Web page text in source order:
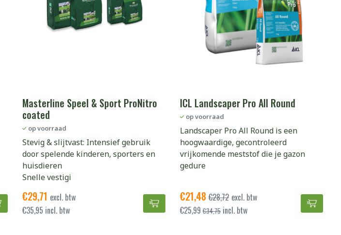
Marathon Sport Zomer 20 kg x 50 zakken toevoegen aan winkelwagen
Masterline Speel & Sport ProNitro
coated
op voorraad
Stevig & slijtvast: Intensief gebruik
door spelende kinderen, sporters en
huisdieren
Snelle vestigi
€29,71 excl. btw
€35,95 incl. btw
Masterline Speel & Sport ProNitro coated
ICL Landscaper Pro All Round
op voorraad
Landscaper Pro All Round is een
hoogwaardige, gecontroleerd
vrijkomende meststof die je gazon
gedure
€21,48 €28,72 excl. btw
€25,99 €34,75 incl. btw
ICL